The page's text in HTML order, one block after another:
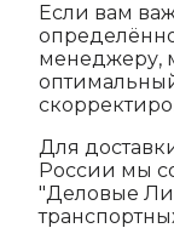
Если вам
менеджеру,
Для
России мы
"Деловые